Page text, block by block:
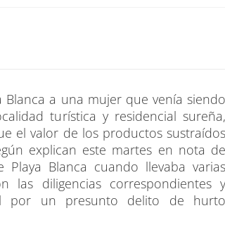
Blanca a una mujer que venía siendo
turística y residencial sureña,
el valor de los productos sustraídos
explican este martes en nota de
Blanca cuando llevaba varias
las diligencias correspondientes y
por un presunto delito de hurto